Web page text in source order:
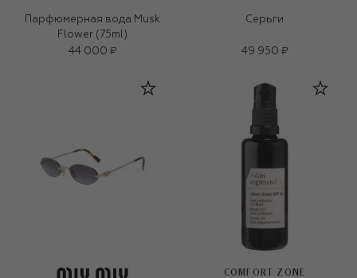
Парфюмерная вода Musk
Flower (75ml)
44 000 ₽
Серьги
49 950 ₽
COMFORT ZONE